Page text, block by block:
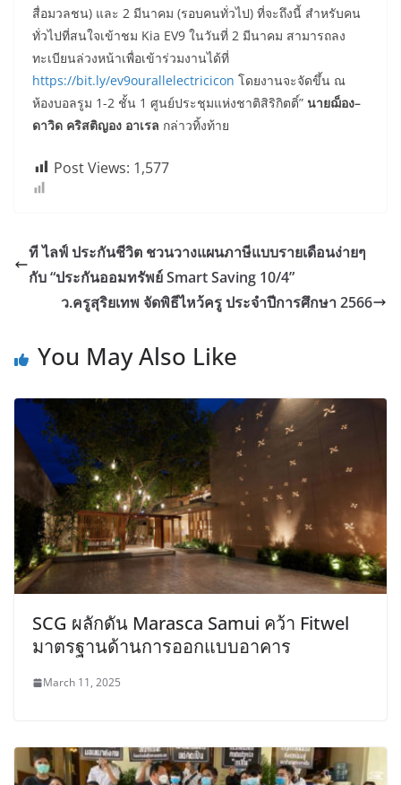
สื่อมวลชน) และ 2 มีนาคม (รอบคนทั่วไป) ที่จะถึงนี้ สำหรับคน
ทั่วไปที่สนใจเข้าชม Kia EV9 ในวันที่ 2 มีนาคม สามารถลง
ทะเบียนล่วงหน้าเพื่อเข้าร่วมงานได้ที่
https://bit.ly/ev9ourallelectricicon โดยงานจะจัดขึ้น ณ
ห้องบอลรูม 1-2 ชั้น 1 ศูนย์ประชุมแห่งชาติสิริกิตติ์” นายฌ็อง–
ดาวิด คริสติญอง อาเรล กล่าวทิ้งท้าย
Post Views: 1,577
ที ไลฟ์ ประกันชีวิต ชวนวางแผนภาษีแบบรายเดือนง่ายๆ
กับ “ประกันออมทรัพย์ Smart Saving 10/4”
ว.ครูสุริยเทพ จัดพิธีไหว้ครู ประจำปีการศึกษา 2566
You May Also Like
SCG ผลักดัน Marasca Samui คว้า Fitwel
มาตรฐานด้านการออกแบบอาคาร
March 11, 2025